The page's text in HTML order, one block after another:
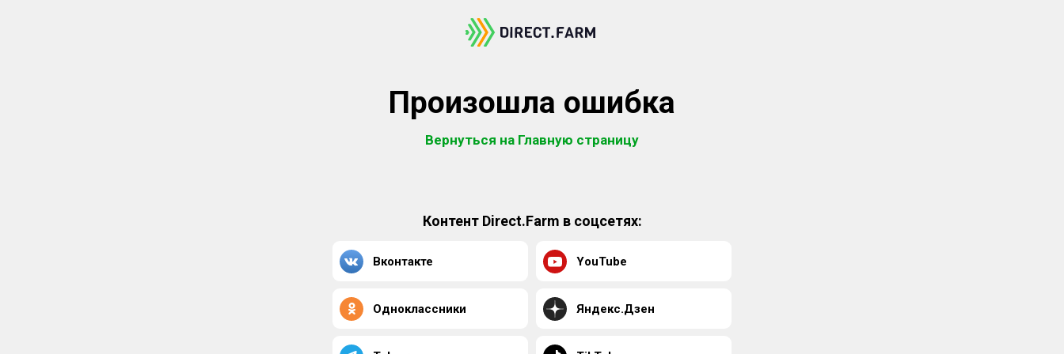
Произошла ошибка
Вернуться на Главную страницу
Контент Direct.Farm в соцсетях:
Вконтакте YouTube
Одноклассники Яндекс.Дзен